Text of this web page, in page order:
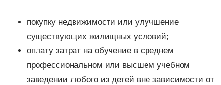
покупку недвижимости или улучшение
существующих жилищных условий;
оплату затрат на обучение в среднем
профессиональном или высшем учебном
заведении любого из детей вне зависимости от